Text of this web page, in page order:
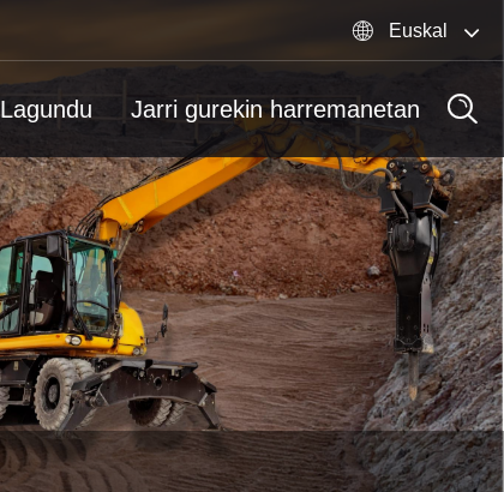
 Euskal
Lagundu Jarri gurekin harremanetan